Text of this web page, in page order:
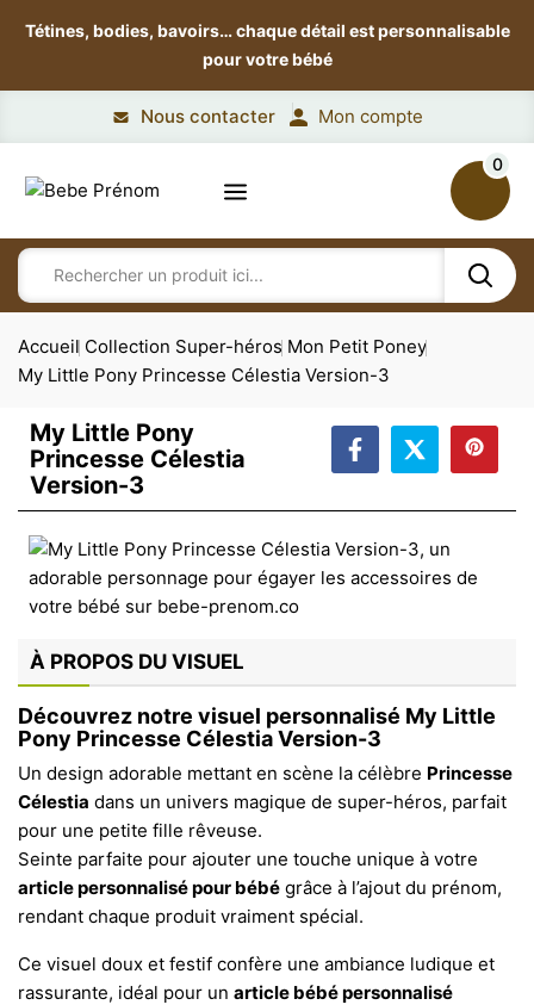
Tétines, bodies, bavoirs…chaque détail est personnalisable
pour votre bébé
Nous contacter Mon compte
0
Accueil Collection Super-héros Mon Petit Poney
My Little Pony Princesse Célestia Version-3
My Little Pony
Princesse Célestia
Version-3
À PROPOS DU VISUEL
Découvrez notre visuel personnalisé My Little
Pony Princesse Célestia Version-3
Un design adorable mettant en scène la célèbre Princesse
Célestia dans un univers magique de super-héros, parfait
pour une petite fille rêveuse.
Seinte parfaite pour ajouter une touche unique à votre
article personnalisé pour bébé grâce à l’ajout du prénom,
rendant chaque produit vraiment spécial.
Ce visuel doux et festif confère une ambiance ludique et
rassurante, idéal pour un article bébé personnalisé